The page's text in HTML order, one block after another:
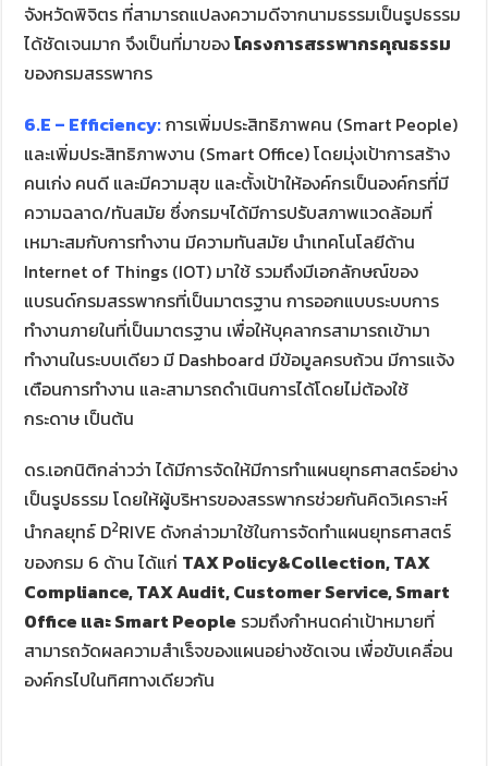
จังหวัดพิจิตร ที่สามารถแปลงความดีจากนามธรรมเป็นรูปธรรม
ได้ชัดเจนมาก จึงเป็นที่มาของโครงการสรรพากรคุณธรรม
ของกรมสรรพากร
6.E – Efficiency:การเพิ่มประสิทธิภาพคน (Smart People)
และเพิ่มประสิทธิภาพงาน (Smart Office) โดยมุ่งเป้าการสร้าง
คนเก่ง คนดี และมีความสุข และตั้งเป้าให้องค์กรเป็นองค์กรที่มี
ความฉลาด/ทันสมัย ซึ่งกรมฯได้มีการปรับสภาพแวดล้อมที่
เหมาะสมกับการทำงาน มีความทันสมัย นำเทคโนโลยีด้าน
Internet of Things (IOT) มาใช้ รวมถึงมีเอกลักษณ์ของ
แบรนด์กรมสรรพากรที่เป็นมาตรฐาน การออกแบบระบบการ
ทำงานภายในที่เป็นมาตรฐาน เพื่อให้บุคลากรสามารถเข้ามา
ทำงานในระบบเดียว มี Dashboard มีข้อมูลครบถ้วน มีการแจ้ง
เตือนการทำงาน และสามารถดำเนินการได้โดยไม่ต้องใช้
กระดาษ เป็นต้น
ดร.เอกนิติกล่าวว่า ได้มีการจัดให้มีการทำแผนยุทธศาสตร์อย่าง
เป็นรูปธรรม โดยให้ผู้บริหารของสรรพากรช่วยกันคิดวิเคราะห์
นำกลยุทธ์ D2RIVE ดังกล่าวมาใช้ในการจัดทำแผนยุทธศาสตร์
ของกรม 6 ด้าน ได้แก่ TAX Policy&Collection, TAX
Compliance, TAX Audit, Customer Service, Smart
Office และ Smart People รวมถึงกำหนดค่าเป้าหมายที่
สามารถวัดผลความสำเร็จของแผนอย่างชัดเจน เพื่อขับเคลื่อน
องค์กรไปในทิศทางเดียวกัน